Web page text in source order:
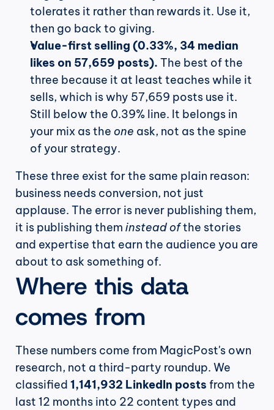
tolerates it rather than rewards it. Use it,
then go back to giving.
Value-first selling (0.33%, 34 median
likes on 57,659 posts). The best of the
three because it at least teaches while it
sells, which is why 57,659 posts use it.
Still below the 0.39% line. It belongs in
your mix as the one ask, not as the spine
of your strategy.
These three exist for the same plain reason:
business needs conversion, not just
applause. The error is never publishing them,
it is publishing them instead of the stories
and expertise that earn the audience you are
about to ask something of.
Where this data
comes from
These numbers come from MagicPost's own
research, not a third-party roundup. We
classified 1,141,932 LinkedIn posts from the
last 12 months into 22 content types and